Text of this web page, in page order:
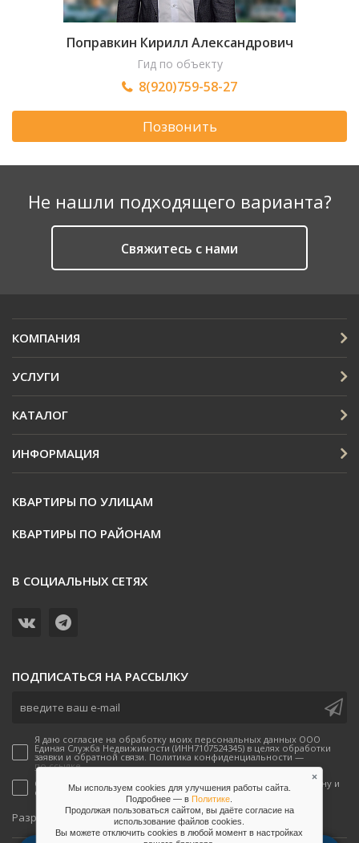
Поправкин Кирилл Александрович
Гид по объекту
8(920)759-58-27
Позвонить
Не нашли подходящего варианта?
Cвяжитесь с нами
КОМПАНИЯ
УСЛУГИ
КАТАЛОГ
ИНФОРМАЦИЯ
КВАРТИРЫ ПО УЛИЦАМ
КВАРТИРЫ ПО РАЙОНАМ
В СОЦИАЛЬНЫХ СЕТЯХ
ПОДПИСАТЬСЯ НА РАССЫЛКУ
Я даю согласие на обработку моих персональных данных ООО
Единая Служба Недвижимости (ИНН7107524345) в целях обработки
заявки и обратной связи. Политика конфиденциальности —
по ссылке.
Согласен(-а) на получение рекламных предложений по телефону и
email от ООО Единая Служба Недвижимости
Разработаноonpeak
Мы используем cookies для улучшения работы сайта.
Подробнее — вПолитике
Продолжая пользоваться сайтом, вы даёте согласие на
использование файлов сookies.
Вы можете отключить сookies в любой момент в настройках
×